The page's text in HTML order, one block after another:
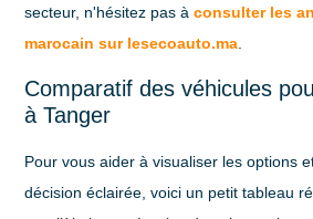
secteur, n'hésitez pas àconsulter les
marocain sur lesecoauto.ma.
Comparatif des véhicules
à Tanger
Pour vous aider à visualiser les options
décision éclairée, voici un petit tableau